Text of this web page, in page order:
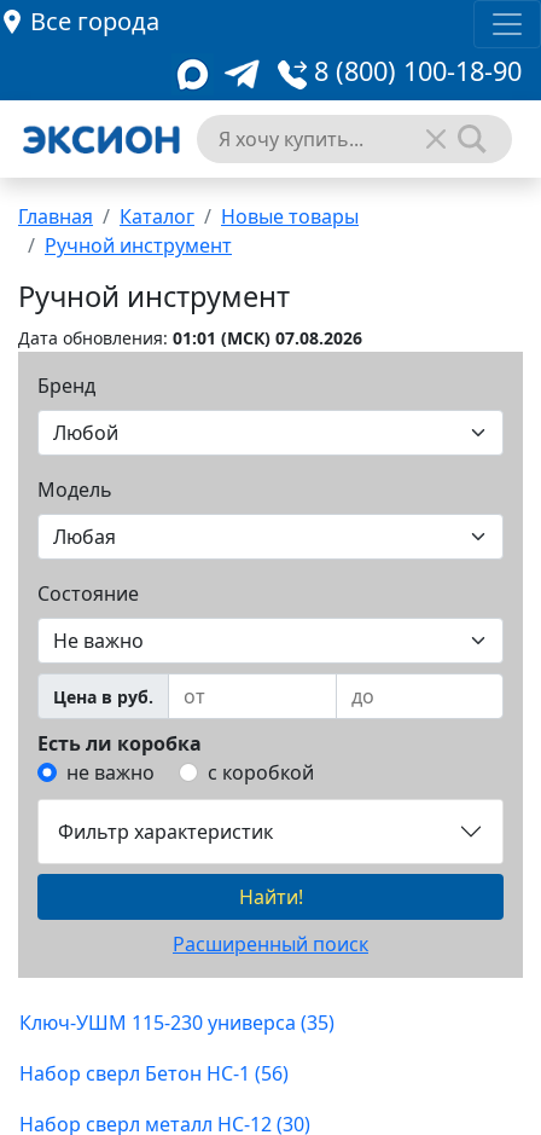
Все города
8 (800) 100-18-90
Главная Каталог
Новые товары
Ручной инструмент
Ручной инструмент
Дата обновления: 01:01 (MCК) 07.08.2026
Бренд
Модель
Состояние
Цена в руб.
Есть ли коробка
не важно
с коробкой
Фильтр характеристик
Найти!
Расширенный поиск
Ключ-УШМ 115-230 универса (35)
Набор сверл Бетон НС-1 (56)
Набор сверл металл НС-12 (30)